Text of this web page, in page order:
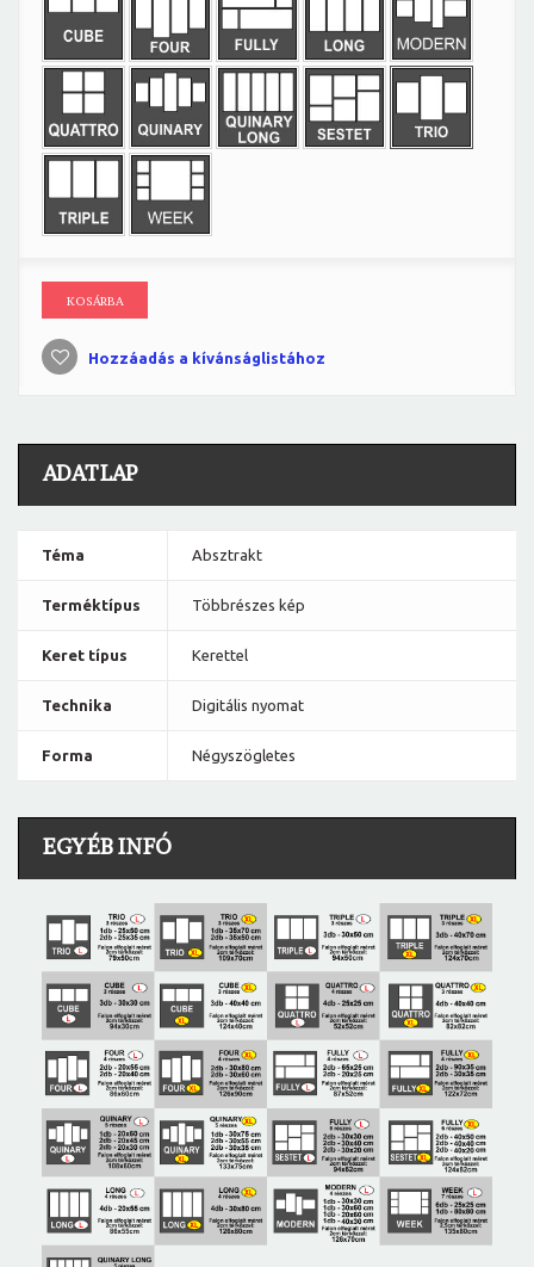
KOSÁRBA
Hozzáadás a kívánságlistához
ADATLAP
Téma Absztrakt
Terméktípus Többrészes kép
Keret típus Kerettel
Technika Digitális nyomat
Forma Négyszögletes
EGYÉB INFÓ